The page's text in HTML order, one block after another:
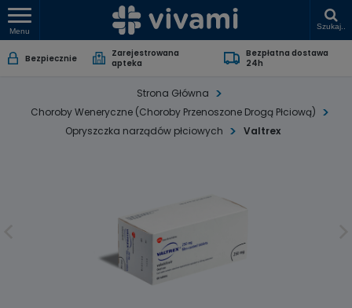
Menu
Szukaj..
Bezpiecznie
Zarejestrowana
apteka
Bezpłatna dostawa
24h
Strona Główna
Choroby Weneryczne (Choroby Przenoszone Drogą Płciową)
Opryszczka narządów płciowych
Valtrex